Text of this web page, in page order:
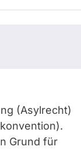
(Asylrecht)
Grund für